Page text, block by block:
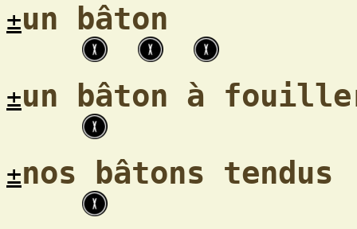
±un bâton
±un bâton à
±nos bâtons tendus